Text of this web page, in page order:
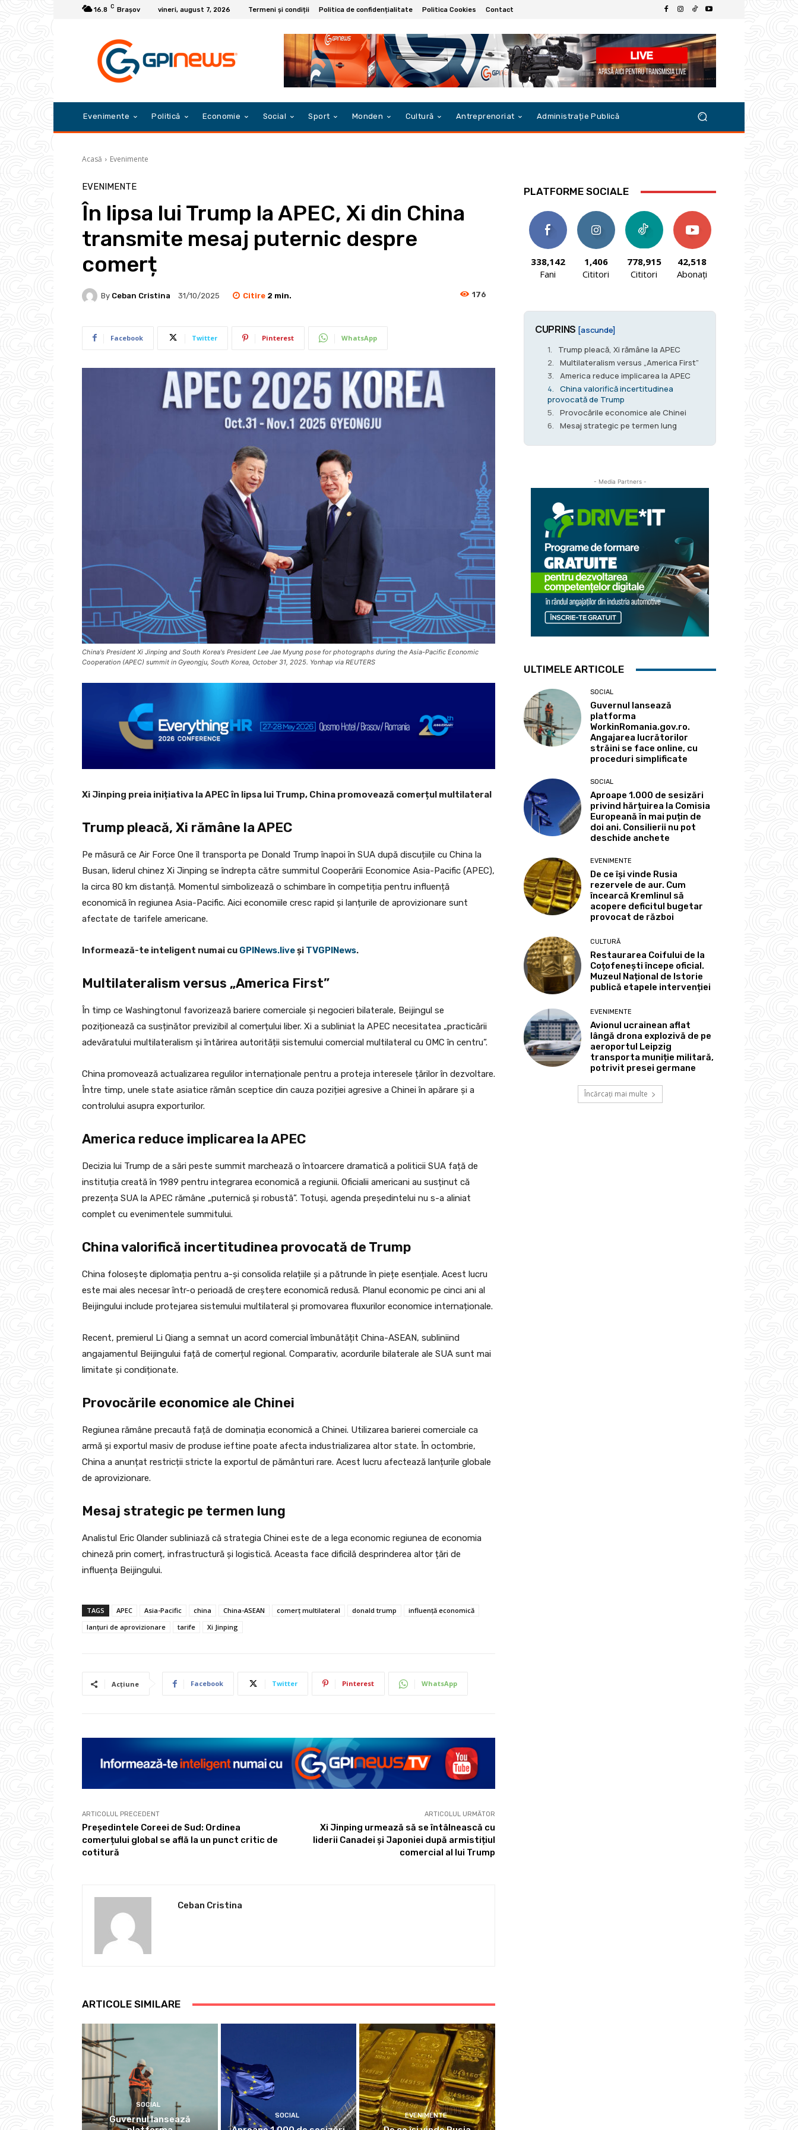
16.8 C Braşov vineri, august 7, 2026 Termeni și condiții Politica de confidențialitate Politica Cookies Contact
Evenimente Politică Economie Social Sport Monden Cultură Antreprenoriat Administrație Publică
Acasă Evenimente
EVENIMENTE
În lipsa lui Trump la APEC, Xi din China
transmite mesaj puternic despre
comerț
By Ceban Cristina 31/10/2025 Citire 2 min. 176
Facebook Twitter Pinterest WhatsApp
China's President Xi Jinping and South Korea's President Lee Jae Myung pose for photographs during the Asia-Pacific Economic
Cooperation (APEC) summit in Gyeongju, South Korea, October 31, 2025. Yonhap via REUTERS
Xi Jinping preia inițiativa la APEC în lipsa lui Trump, China promovează comerțul multilateral
Trump pleacă, Xi rămâne la APEC
Pe măsură ce Air Force One îl transporta pe Donald Trump înapoi în SUA după discuțiile cu China la
Busan, liderul chinez Xi Jinping se îndrepta către summitul Cooperării Economice Asia-Pacific (APEC),
la circa 80 km distanță. Momentul simbolizează o schimbare în competiția pentru influență
economică în regiunea Asia-Pacific. Aici economiile cresc rapid și lanțurile de aprovizionare sunt
afectate de tarifele americane.
Informează-te inteligent numai cu GPINews.liveşi TVGPINews.
Multilateralism versus „America First”
În timp ce Washingtonul favorizează bariere comerciale și negocieri bilaterale, Beijingul se
poziționează ca susținător previzibil al comerțului liber. Xi a subliniat la APEC necesitatea „practicării
adevăratului multilateralism și întărirea autorității sistemului comercial multilateral cu OMC în centru”.
China promovează actualizarea regulilor internaționale pentru a proteja interesele țărilor în dezvoltare.
Între timp, unele state asiatice rămân sceptice din cauza poziției agresive a Chinei în apărare și a
controlului asupra exporturilor.
America reduce implicarea la APEC
Decizia lui Trump de a sări peste summit marchează o întoarcere dramatică a politicii SUA față de
instituția creată în 1989 pentru integrarea economică a regiunii. Oficialii americani au susținut că
prezența SUA la APEC rămâne „puternică și robustă”. Totuși, agenda președintelui nu s-a aliniat
complet cu evenimentele summitului.
China valorifică incertitudinea provocată de Trump
China folosește diplomația pentru a-și consolida relațiile și a pătrunde în piețe esențiale. Acest lucru
este mai ales necesar într-o perioadă de creștere economică redusă. Planul economic pe cinci ani al
Beijingului include protejarea sistemului multilateral și promovarea fluxurilor economice internaționale.
Recent, premierul Li Qiang a semnat un acord comercial îmbunătățit China-ASEAN, subliniind
angajamentul Beijingului față de comerțul regional. Comparativ, acordurile bilaterale ale SUA sunt mai
limitate și condiționate.
Provocările economice ale Chinei
Regiunea rămâne precaută față de dominația economică a Chinei. Utilizarea barierei comerciale ca
armă și exportul masiv de produse ieftine poate afecta industrializarea altor state. În octombrie,
China a anunțat restricții stricte la exportul de pământuri rare. Acest lucru afectează lanțurile globale
de aprovizionare.
Mesaj strategic pe termen lung
Analistul Eric Olander subliniază că strategia Chinei este de a lega economic regiunea de economia
chineză prin comerț, infrastructură și logistică. Aceasta face dificilă desprinderea altor țări de
influența Beijingului.
TAGS APEC Asia-Pacific china China-ASEAN comerț multilateral donald trump
influență economică
lanțuri de aprovizionare
tarife Xi Jinping
Acțiune Facebook Twitter Pinterest WhatsApp
ARTICOLUL PRECEDENT
Președintele Coreei de Sud: Ordinea
comerțului global se află la un punct critic de
cotitură
ARTICOLUL URMĂTOR
Xi Jinping urmează să se întâlnească cu
liderii Canadei și Japoniei după armistițiul
comercial al lui Trump
Ceban Cristina
ARTICOLE SIMILARE
SOCIAL
Guvernul lansează
SOCIAL EVENIMENTE
PLATFORME SOCIALE
338,142
Fani
1,406
Cititori
778,915
Cititori
42,518
Abonați
CUPRINS [ascunde]
Trump pleacă, Xi rămâne la APEC
Multilateralism versus „America First”
America reduce implicarea la APEC
China valorifică incertitudinea
provocată de Trump
Provocările economice ale Chinei
Mesaj strategic pe termen lung
- Media Partners -
ULTIMELE ARTICOLE
SOCIAL
Guvernul lansează
platforma
WorkinRomania.gov.ro.
Angajarea lucrătorilor
străini se face online, cu
proceduri simplificate
SOCIAL
Aproape 1.000 de sesizări
privind hărțuirea la Comisia
Europeană în mai puțin de
doi ani. Consilierii nu pot
deschide anchete
EVENIMENTE
De ce își vinde Rusia
rezervele de aur. Cum
încearcă Kremlinul să
acopere deficitul bugetar
provocat de război
CULTURĂ
Restaurarea Coifului de la
Coțofenești începe oficial.
Muzeul Național de Istorie
publică etapele intervenției
EVENIMENTE
Avionul ucrainean aflat
lângă drona explozivă de pe
aeroportul Leipzig
transporta muniție militară,
potrivit presei germane
Încărcați mai multe